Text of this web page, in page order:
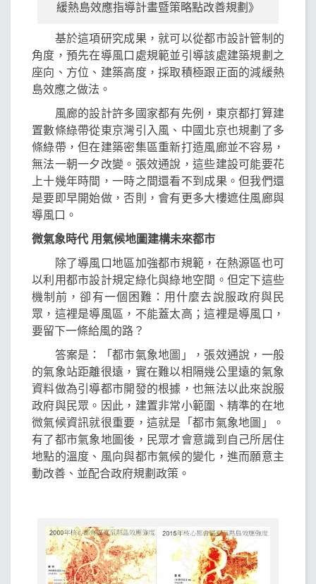
緩熱島效應指導計畫暨策略點改善規劃》
基於這項研究成果，就可以從都市設計管制的
角度，預先在導風口處規範並引導該處建築規劃之
座向、方位、建築高度，採取積極跟正面的減緩熱
島效應之做法。
風廊的設計許多國家都有先例，東京都打算建
置數條綠帶從東京灣引入風、中國北京也規劃了多
條綠帶，但在建築密集區重新打造風廊並不容易，
無法一朝一夕改變。張效通說，這些建設可能要花
上十幾年時間，一時之間還看不到成果。但我們還
是要即早開始做，否則，會有更多大樓遮住風廊與
導風口。
微氣象時代 用氣候地圖建構未來都市
除了導風口地區加強都市規範，在熱源區也可
以利用都市設計規定綠化與綠地空間。但定下這些
機制前，卻有一個困難：用什麼去說服政府與民
眾，這裡是導風區，不能蓋太高；這裡是導風口，
要留下一條給風的路？
答案是：「都市氣象地圖」，張效通說，一般
的氣象站距離很遠，實在難以相隔幾公里遠的氣象
資料做為引導都市開發的根據，也無法以此來說服
政府與民眾。因此，建置非常小範圍、精準的在地
微氣候資訊就很重要，這就是「都市氣象地圖」。
有了都市氣象地圖後，民眾才會意識到自己所居住
地點的溫度、風向與都市氣候的變化，進而願意主
動改善、並配合政府規劃政策。